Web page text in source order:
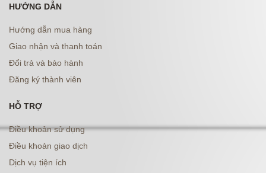
HƯỚNG DẪN
Hướng dẫn mua hàng
Giao nhận và thanh toán
Đổi trả và bảo hành
Đăng ký thành viên
HỖ TRỢ
Điều khoản sử dụng
Điều khoản giao dịch
Dịch vụ tiện ích